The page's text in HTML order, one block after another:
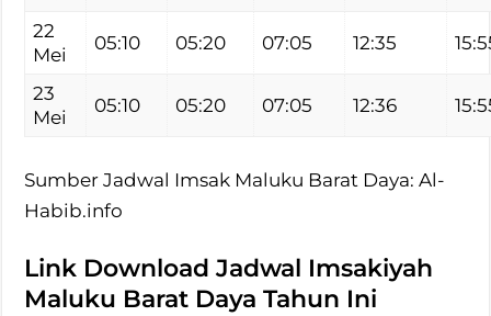
22
Mei
05:10 05:20 07:05 12:35
23
Mei
05:10 05:20 07:05 12:36
Sumber Jadwal Imsak Maluku Barat Daya: Al-
Habib.info
Link Download Jadwal Imsakiyah
Maluku Barat Daya Tahun Ini